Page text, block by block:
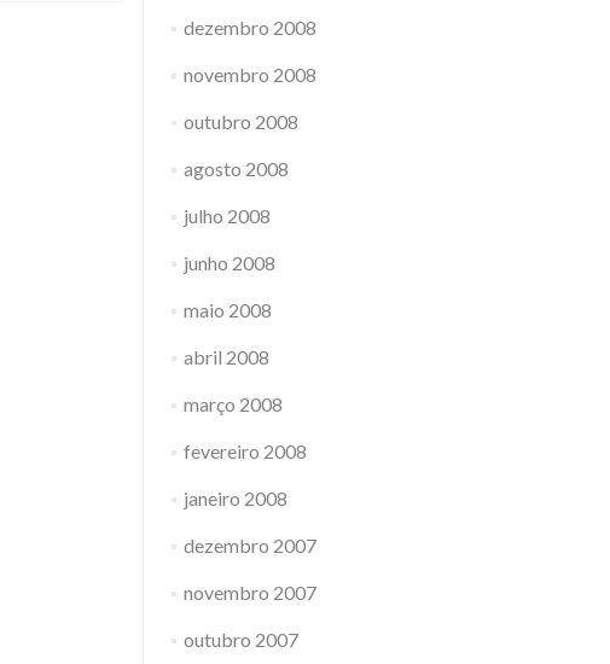
dezembro 2008
novembro 2008
outubro 2008
agosto 2008
julho 2008
junho 2008
maio 2008
abril 2008
março 2008
fevereiro 2008
janeiro 2008
dezembro 2007
novembro 2007
outubro 2007